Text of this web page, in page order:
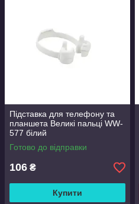
Підставка для телефону та
планшета Великі пальці WW-
577 білий
Готово до відправки
106 ₴
Купити